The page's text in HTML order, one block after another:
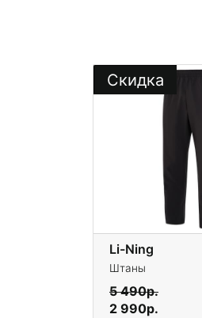
Скидка
Li-Ning
Штаны
5 490р.
2 990р.